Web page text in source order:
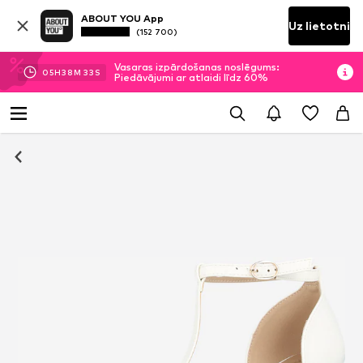
ABOUT YOU App
(152 700) Uz lietotni
05H38M 32 S
Vasaras izpārdošanas noslēgums:
Piedāvājumi ar atlaidi līdz 60%